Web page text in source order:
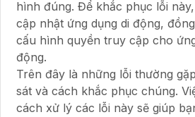
hình đúng. Để khắc phục lỗi
cập nhật ứng dụng di động,
cấu hình quyền truy cập cho
động.
Trên đây là những lỗi thường
sát và cách khắc phục chúng.
cách xử lý các lỗi này sẽ giúp